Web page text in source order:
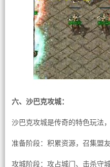
六、沙巴克攻城：
沙巴克攻城是传奇的特色玩法
准备阶段：积累资源，召集盟
攻城阶段：攻占城门、击杀守